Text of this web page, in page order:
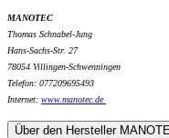
MANOTEC
Thomas Schnabel-Jung
Hans-Sachs-Str. 27
78054 Villingen-Schwenningen
Telefon: 077209695493
Internet: www.manotec.de
Über den Hersteller